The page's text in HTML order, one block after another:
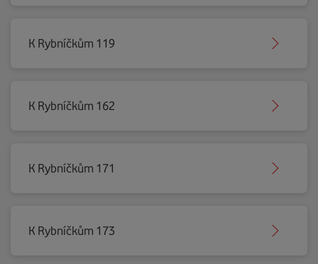
K Rybníčkům 119
K Rybníčkům 162
K Rybníčkům 171
K Rybníčkům 173